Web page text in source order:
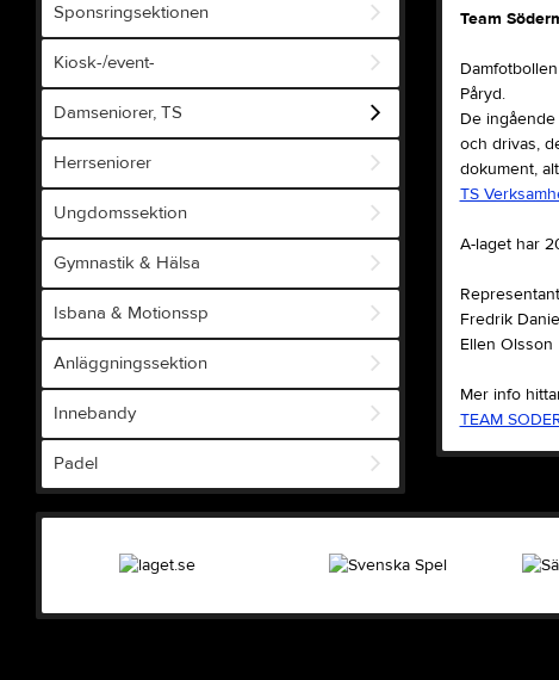
Sponsringsektionen
Kiosk-/event-
Damseniorer, TS
Herrseniorer
Ungdomssektion
Gymnastik & Hälsa
Isbana & Motionssp
Anläggningssektion
Innebandy
Padel
Team
Påryd.
De
och drivas,
dokument,
TS
A-laget har
Fredrik
Ellen Olsson
Mer info
TEAM